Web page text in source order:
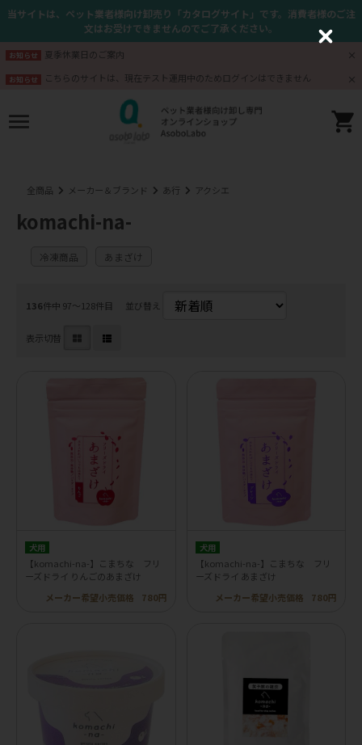
当サイトは、ペット業者様向け卸売り「カタログサイト」です。消費者様のご注
文はお受けできませんのでご了承ください。
お知らせ 夏季休業日のご案内
お知らせ こちらのサイトは、現在テスト運用中のためログインはできません
全商品 メーカー＆ブランド あ行 アクシエ
komachi-na-
冷凍商品 あまざけ
136件中 97〜128件目 並び替え
表示切替
犬用
【komachi-na-】こまちな フリ
ーズドライ りんごのあまざけ
メーカー希望小売価格
780円
犬用
【komachi-na-】こまちな フリ
ーズドライ あまざけ
メーカー希望小売価格
780円
C